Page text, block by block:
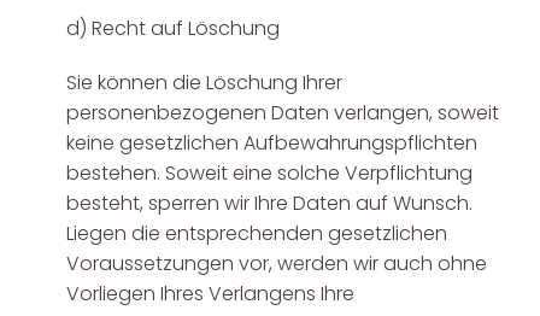
d) Recht auf Löschung
Sie können die Löschung Ihrer
personenbezogenen Daten verlangen, soweit
keine gesetzlichen Aufbewahrungspflichten
bestehen. Soweit eine solche Verpflichtung
besteht, sperren wir Ihre Daten auf Wunsch.
Liegen die entsprechenden gesetzlichen
Voraussetzungen vor, werden wir auch ohne
Vorliegen Ihres Verlangens Ihre